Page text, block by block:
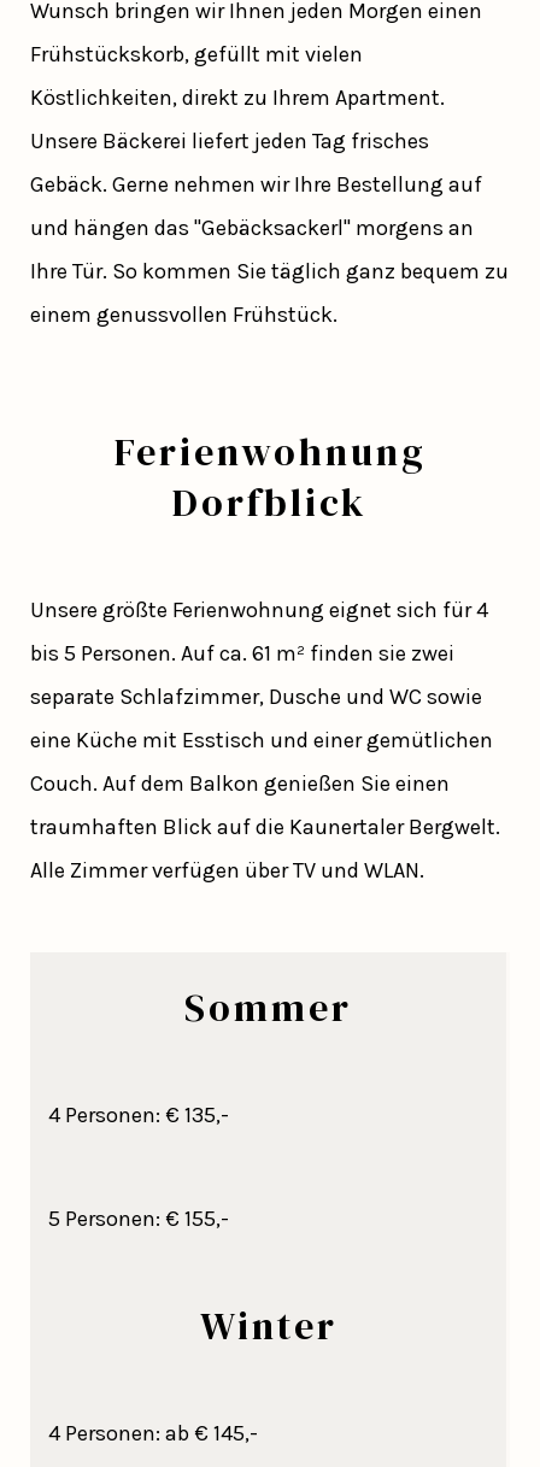
Wunsch bringen wir Ihnen jeden Morgen einen
Frühstückskorb, gefüllt mit vielen
Köstlichkeiten, direkt zu Ihrem Apartment.
Unsere Bäckerei liefert jeden Tag frisches
Gebäck. Gerne nehmen wir Ihre Bestellung auf
und hängen das "Gebäcksackerl" morgens an
Ihre Tür. So kommen Sie täglich ganz bequem zu
einem genussvollen Frühstück.
Ferienwohnung
Dorfblick
Unsere größte Ferienwohnung eignet sich für 4
bis 5 Personen. Auf ca. 61 m² finden sie zwei
separate Schlafzimmer, Dusche und WC sowie
eine Küche mit Esstisch und einer gemütlichen
Couch. Auf dem Balkon genießen Sie einen
traumhaften Blick auf die Kaunertaler Bergwelt.
Alle Zimmer verfügen über TV und WLAN.
Sommer
4 Personen: € 135,-
5 Personen: € 155,-
Winter
4 Personen: ab € 145,-